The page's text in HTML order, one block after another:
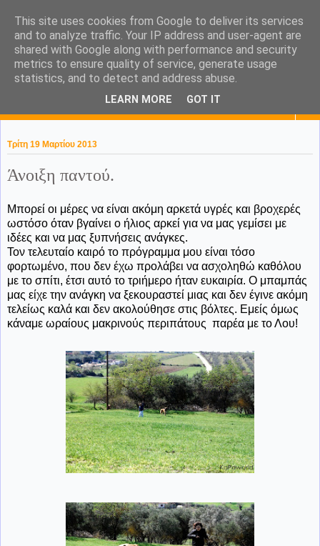
KaPa. Me without you...tea
without a biscuit!
Τρίτη 19 Μαρτίου 2013
Άνοιξη παντού.
Μπορεί οι μέρες να είναι ακόμη αρκετά υγρές και βροχερές
ωστόσο όταν βγαίνει ο ήλιος αρκεί για να μας γεμίσει με
ιδέες και να μας ξυπνήσεις ανάγκες.
Τον τελευταίο καιρό το πρόγραμμα μου είναι τόσο
φορτωμένο, που δεν έχω προλάβει να ασχοληθώ καθόλου
με το σπίτι, έτσι αυτό το τριήμερο ήταν ευκαιρία. Ο μπαμπάς
μας είχε την ανάγκη να ξεκουραστεί μιας και δεν έγινε ακόμη
τελείως καλά και δεν ακολούθησε στις βόλτες. Εμείς όμως
κάναμε ωραίους μακρινούς περιπάτους παρέα με το Λου!
This site uses cookies from Google to deliver its services
and to analyze traffic. Your IP address and user-agent are
shared with Google along with performance and security
metrics to ensure quality of service, generate usage
statistics, and to detect and address abuse.
LEARN MORE GOT IT